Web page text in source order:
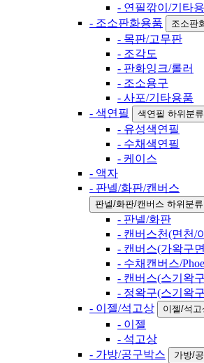
- 연필깎이/기타
- 조소판화용품
조소판
- 목판/고무판
- 조각도
- 판화잉크/롤러
- 조소용구
- 사포/기타용품
- 색연필
색연필 하위분
- 유성색연필
- 수채색연필
- 케이스
- 액자
- 판넬/화판/캔버스
판넬/화판/캔버스 하위분
- 판넬/화판
- 캔버스천(면천/
- 캔버스(가왁구
- 수채캔버스/
- 캔버스(스기왁
- 정왁구(스기왁
- 이젤/석고상
이젤/석
- 이젤
- 석고상
- 가방/공구박스
가방/